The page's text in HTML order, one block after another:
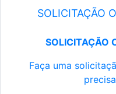
SOLICITAÇÃO
SOLICITAÇÃO
Faça uma